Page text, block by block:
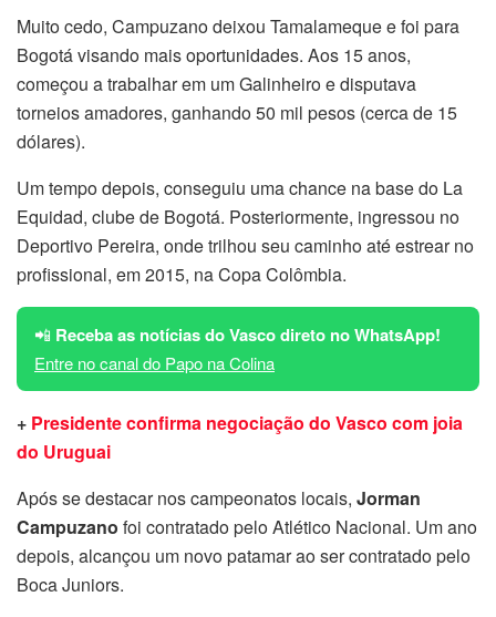
Muito cedo, Campuzano deixou Tamalameque e foi para
Bogotá visando mais oportunidades. Aos 15 anos,
começou a trabalhar em um Galinheiro e disputava
torneios amadores, ganhando 50 mil pesos (cerca de 15
dólares).
Um tempo depois, conseguiu uma chance na base do La
Equidad, clube de Bogotá. Posteriormente, ingressou no
Deportivo Pereira, onde trilhou seu caminho até estrear no
profissional, em 2015, na Copa Colômbia.
📲 Receba as notícias do Vasco direto no WhatsApp!
Entre no canal do Papo na Colina
+ Presidente confirma negociação do Vasco com joia
do Uruguai
Após se destacar nos campeonatos locais, Jorman
Campuzano foi contratado pelo Atlético Nacional. Um ano
depois, alcançou um novo patamar ao ser contratado pelo
Boca Juniors.